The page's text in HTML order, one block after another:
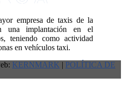
empresa de taxis de la
una implantación en el
teniendo como actividad
en vehículos taxi.
KERNMARK | POLÍTICA DE